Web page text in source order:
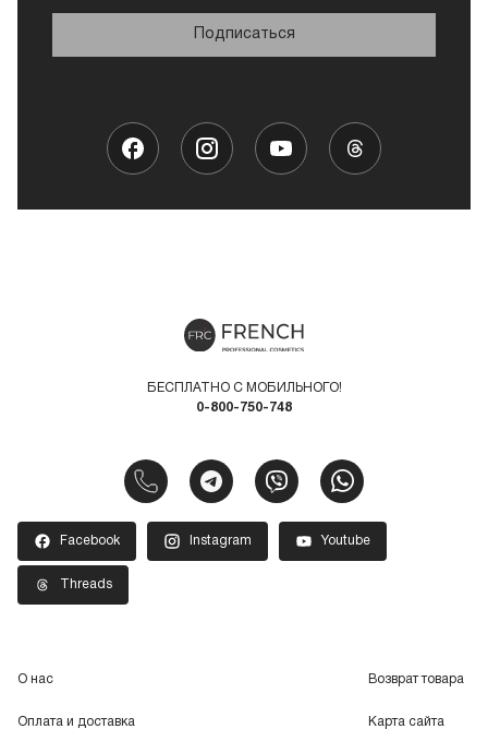
Подписаться
БЕСПЛАТНО С МОБИЛЬНОГО!
0-800-750-748
Facebook Instagram Youtube
Threads
О нас
Оплата и доставка
Возврат товара
Карта сайта